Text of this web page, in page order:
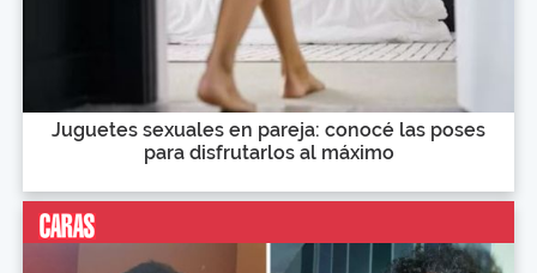
Juguetes sexuales en pareja: conocé las poses
para disfrutarlos al máximo